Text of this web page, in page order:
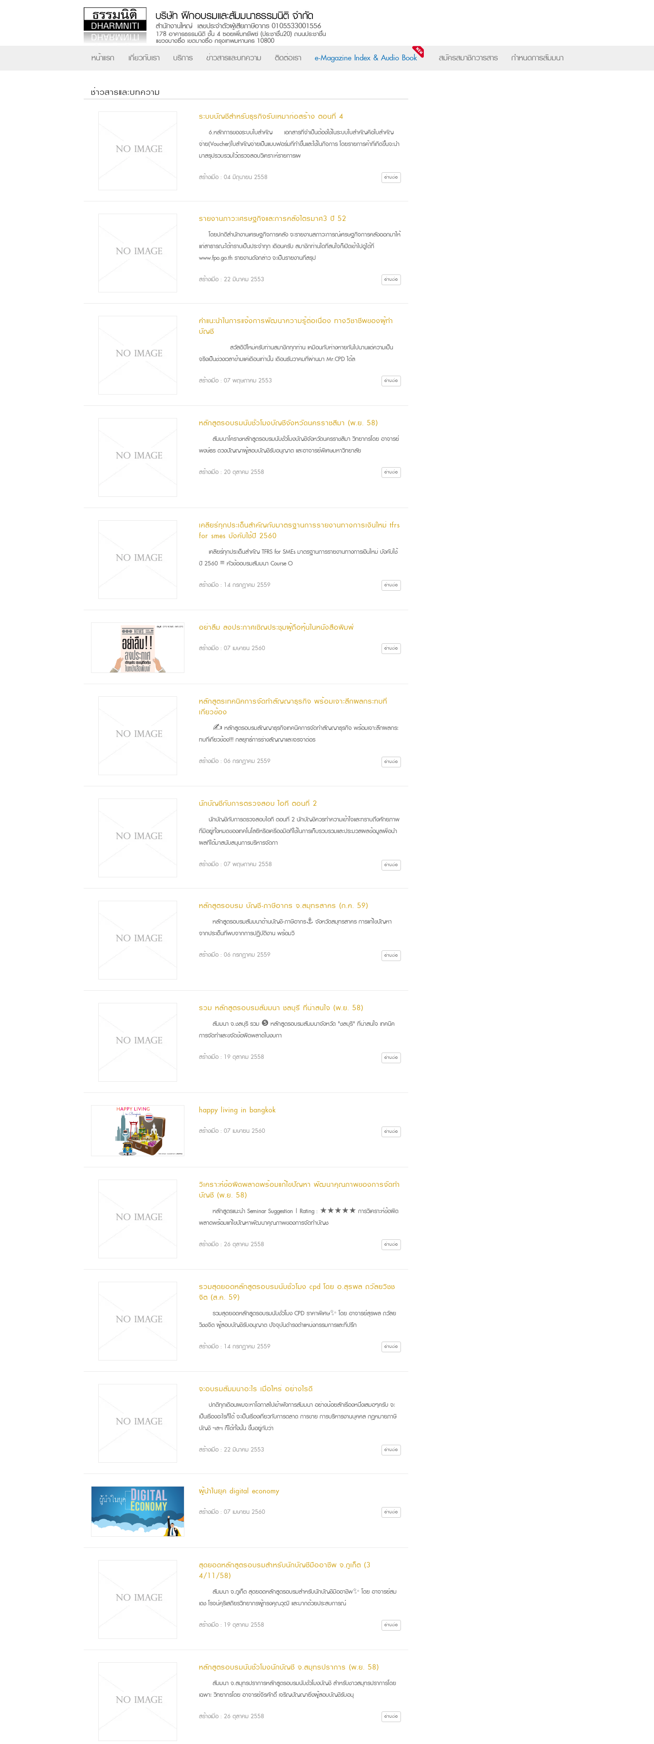
หน้าแรก เกี่ยวกับเรา บริการ ข่าวสารและบทความ ติดต่อเรา e-Magazine Index & Audio Book สมัครสมาชิกวารสาร กำหนดการสัมมนา
ช่าวสารและบทความ
ระบบบัญชีสำหรับธุรกิจรับเหมาก่อสร้าง ตอนที่ 4
6.หลักการของระบบใบสำคัญ เอกสารที่จำเป็นต้องใช้ในระบบใบสำคัญคือใบสำคัญ
จ่าย(Voucher)ใบสำคัญจ่ายเป็นแบบฟอร์มที่ทำขึ้นและใช้ในกิจการ โดยรายการค้าที่เกิดขึ้นจะนำ
มาสรุปรวบรวมไว้ตรวจสอบวิเคราะห์รายการเพ
สร้างเมื่อ : 04 มิถุนายน 2558 อ่านต่อ
รายงานภาวะเศรษฐกิจและการคลังไตรมาศ3 ปี 52
โดยปกติสำนักงานเศรษฐกิจการคลัง จะรายงานสภาวะการณ์เศรษฐกิจการคลังออกมาให้
แก่สาธารณะได้ทราบเป็นประจำทุก เดือนครับ สมาชิกท่านใดที่สนใจก็เปิดเข้าไปดูได้ที่
www.fpo.go.th รายงานดังกล่าว จะเป็นรายงานที่สรุป
สร้างเมื่อ : 22 มีนาคม 2553 อ่านต่อ
คำแนะนำในการแจ้งการพัฒนาความรู้ต่อเนื่อง ทางวิชาชีพของผู้ทำ
บัญชี
สวัสดีปีใหม่ครับท่านสมาชิกทุกท่าน เหมือนกับห่างหายกันไปนานแต่ความเป็น
จริงเป็นช่วงเวลาข้ามแค่เดือนเท่านั้น เดือนธันวาคมที่ผ่านมา Mr.CPD ได้ล
สร้างเมื่อ : 07 พฤษภาคม 2553 อ่านต่อ
หลักสูตรอบรมนับชั่วโมงบัญชีจังหวัดนครราชสีมา (พ.ย. 58)
สัมมนาโคราชหลักสูตรอบรมนับชั่วโมงบัญชีจังหวัดนครราชสีมา วิทยากรโดย อาจารย์
พงษ์ธร ดวงปัญญาผู้สอบบัญชีรับอนุญาต และอาจารย์พิเศษมหาวิทยาลัย
สร้างเมื่อ : 20 ตุลาคม 2558 อ่านต่อ
เคลียร์ทุกประเด็นสำคัญกับมาตรฐานการรายงานทางการเงินใหม่ tfrs
for smes บังคับใช้ปี 2560
เคลียร์ทุกประเด็นสำคัญ TFRS for SMEs มาตรฐานการรายงานทางการเงินใหม่ บังคับใช้
ปี 2560 ≡ หัวข้ออบรมสัมมนา Course O
สร้างเมื่อ : 14 กรกฎาคม 2559 อ่านต่อ
อย่าลืม ลงประกาศเชิญประชุมผู้ถือหุ้นในหนังสือพิมพ์
สร้างเมื่อ : 07 เมษายน 2560 อ่านต่อ
หลักสูตรเทคนิคการจัดทำสัญญาธุรกิจ พร้อมเจาะลึกผลกระทบที่
เกี่ยวข้อง
✍ หลักสูตรอบรมสัญญาธุรกิจเทคนิคการจัดทำสัญญาธุรกิจ พร้อมเจาะลึกผลกระ
ทบที่เกี่ยวข้อง!!! กลยุทธ์การร่างสัญญาและเจรจาต่อร
สร้างเมื่อ : 06 กรกฎาคม 2559 อ่านต่อ
นักบัญชีกับการตรวจสอบ ไอที ตอนที่ 2
นักบัญชีกับการตรวจสอบไอที ตอนที่ 2 นักบัญชีควรทำความเข้าใจและทราบถึงศักยภาพ
ที่มีอยู่ทั้งหมดของเทคโนโลยีหรือเครื่องมือที่ใช้ในการเก็บรวบรวมและประมวลผลข้อมูลเพื่อนำ
ผลที่ได้มาสนับสนุนการบริหารจัดกา
สร้างเมื่อ : 07 พฤษภาคม 2558 อ่านต่อ
หลักสูตรอบรม บัญชี-ภาษีอากร จ.สมุทรสาคร (ก.ค. 59)
หลักสูตรอบรมสัมมนาด้านบัญชี-ภาษีอากร⚓ จังหวัดสมุทรสาคร การแก้ไขปัญหา
จากประเด็นที่พบจากการปฏิบัติงาน พร้อมวิ
สร้างเมื่อ : 06 กรกฎาคม 2559 อ่านต่อ
รวม หลักสูตรอบรมสัมมนา ชลบุรี ที่น่าสนใจ (พ.ย. 58)
สัมมนา จ.ชลบุรี รวม ❺ หลักสูตรอบรมสัมมนาจังหวัด "ชลบุรี" ที่น่าสนใจ เทคนิค
การจัดทำและขจัดข้อผิดพลาดในงบกา
สร้างเมื่อ : 19 ตุลาคม 2558 อ่านต่อ
happy living in bangkok
สร้างเมื่อ : 07 เมษายน 2560 อ่านต่อ
วิเคราะห์ข้อผิดพลาดพร้อมแก้ไขปัญหา พัฒนาคุณภาพของการจัดทำ
บัญชี (พ.ย. 58)
หลักสูตรแนะนำ Seminar Suggestion | Rating : ★★★★★ การวิเคราะห์ข้อผิด
พลาดพร้อมแก้ไขปัญหาพัฒนาคุณภาพของการจัดทำบัญช
สร้างเมื่อ : 26 ตุลาคม 2558 อ่านต่อ
รวมสุดยอดหลักสูตรอบรมนับชั่วโมง cpd โดย อ.สุรพล ถวัลยวิชช
จิต (ส.ค. 59)
รวมสุดยอดหลักสูตรอบรมนับชั่วโมง CPD ราคาพิเศษ✨ โดย อาจารย์สุรพล ถวัลย
วิชชจิต ผู้สอบบัญชีรับอนุญาต ปัจจุบันดำรงตำแหน่งกรรมการเเละที่ปรึก
สร้างเมื่อ : 14 กรกฎาคม 2559 อ่านต่อ
จะอบรมสัมมนาอะไร เมื่อไหร่ อย่างไรดี
ปกติทุกเดือนผมจะหาโอกาสไปเข้าฟังการสัมมนา อย่างน้อยสักเรื่องหนึ่งเสมอๆครับ จะ
เป็นเรื่องอะไรก็ได้ จะเป็นเรื่องเกี่ยวกับการตลาด การขาย การบริหารงานบุคคล กฎหมายภาษี
บัญชี ฯลฯ ก็ได้ทั้งนั้น ขึ้นอยู่กับว่า
สร้างเมื่อ : 22 มีนาคม 2553 อ่านต่อ
ผู้นำในยุค digital economy
สร้างเมื่อ : 07 เมษายน 2560 อ่านต่อ
สุดยอดหลักสูตรอบรมสำหรับนักบัญชีมืออาชีพ จ.ภูเก็ต (3
4/11/58)
สัมมนา จ.ภูเก็ต สุดยอดหลักสูตรอบรมสำหรับนักบัญชีมืออาชีพ✨ โดย อาจารย์สม
เดช โรจน์คุรีเสถียรวิทยากรผู้ทรงคุณวุฒิ และมากด้วยประสบการณ์
สร้างเมื่อ : 19 ตุลาคม 2558 อ่านต่อ
หลักสูตรอบรมนับชั่วโมงนักบัญชี จ.สมุทรปราการ (พ.ย. 58)
สัมมนา จ.สมุทรปราการหลักสูตรอบรมนับชั่วโมงบัญชี สำหรับชาวสมุทรปราการโดย
เฉพาะ วิทยากรโดย อาจารย์จิรศักดิ์ เจริญปัญญายิ่งผู้สอบบัญชีรับอนุ
สร้างเมื่อ : 26 ตุลาคม 2558 อ่านต่อ